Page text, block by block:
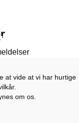
at vide at vi har hurtige
om os.